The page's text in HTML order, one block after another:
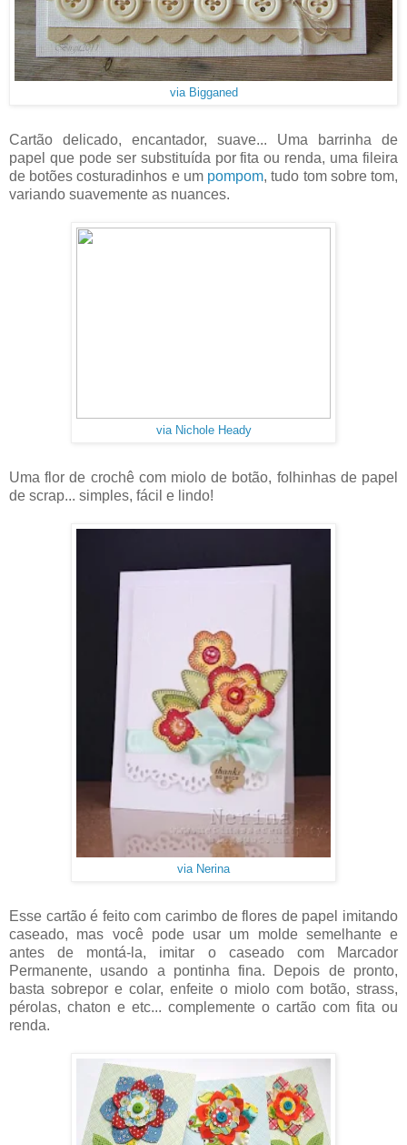
via Bigganed
Cartão delicado, encantador, suave... Uma barrinha de
papel que pode ser substituída por fita ou renda, uma fileira
de botões costuradinhos e um pompom, tudo tom sobre tom,
variando suavemente as nuances.
via Nichole Heady
Uma flor de crochê com miolo de botão, folhinhas de papel
de scrap... simples, fácil e lindo!
via Nerina
Esse cartão é feito com carimbo de flores de papel imitando
caseado, mas você pode usar um molde semelhante e
antes de montá-la, imitar o caseado com Marcador
Permanente, usando a pontinha fina. Depois de pronto,
basta sobrepor e colar, enfeite o miolo com botão, strass,
pérolas, chaton e etc... complemente o cartão com fita ou
renda.